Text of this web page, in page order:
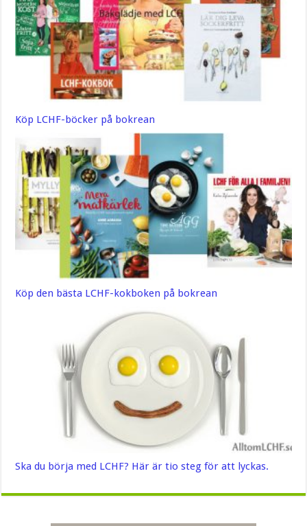
Köp LCHF-böcker på bokrean
Köp den bästa LCHF-kokboken på bokrean
Ska du börja med LCHF? Här är tio steg för att lyckas.